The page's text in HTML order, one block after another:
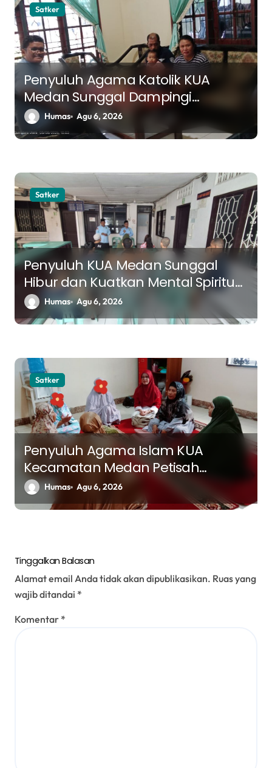
s
i
p
o
s
Satker
Penyuluh Agama Katolik KUA
Medan Sunggal Dampingi
Pasangan Suami Istri dalam
Praktik Ritus Baptis Bayi
Humas Agu 6, 2026
Satker
Penyuluh KUA Medan Sunggal
Hibur dan Kuatkan Mental Spiritual
Pasien RS Jiwa Bina Karsa
Humas Agu 6, 2026
Satker
Penyuluh Agama Islam KUA
Kecamatan Medan Petisah
Berikan Bimbingan kepada Pasien
LRPPN tentang Visi dan Misi dalam
Humas Agu 6, 2026
Tinggalkan Balasan
Alamat email Anda tidak akan dipublikasikan. Ruas yang
wajib ditandai *
Komentar *